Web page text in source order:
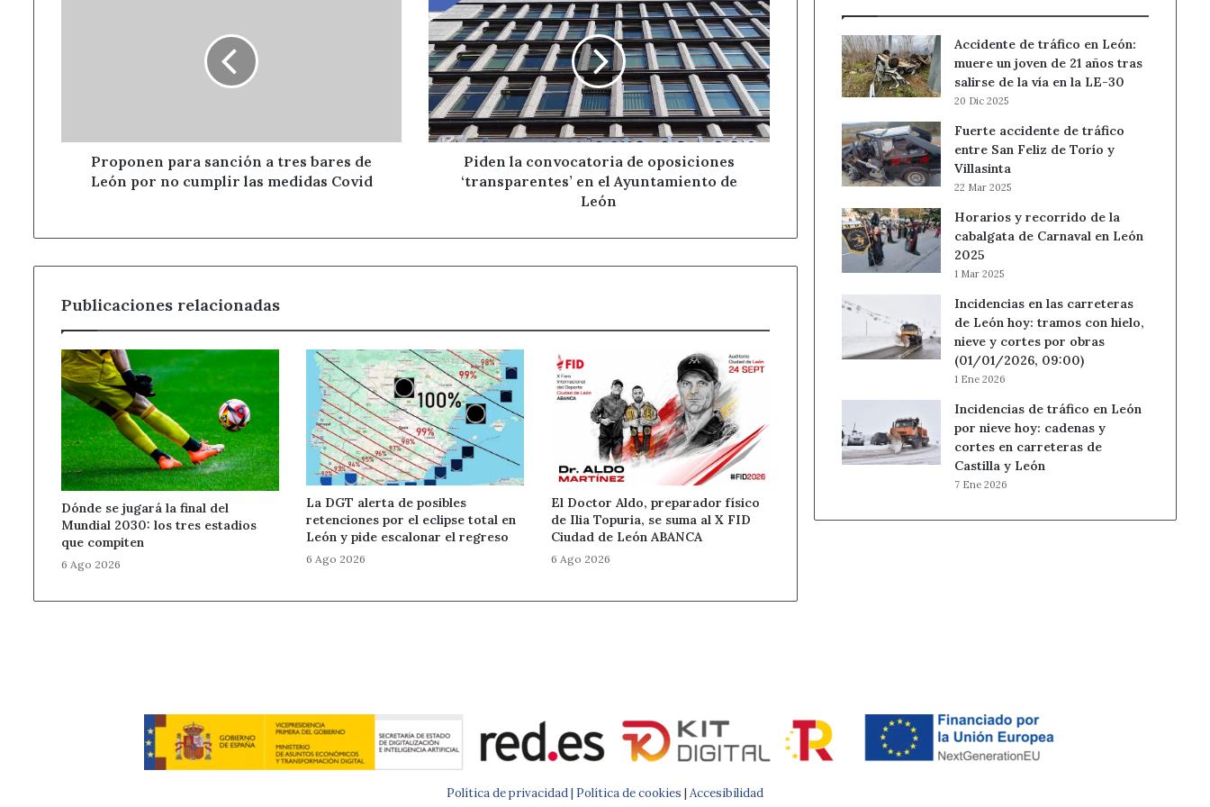
por
cumplir
Covid
Proponen para sanción a tres bares de
León por no cumplir las medidas Covid
la
convocatoria
de
oposiciones
‘transparentes’
en
el
Ayuntamiento
Piden la convocatoria de oposiciones
‘transparentes’ en el Ayuntamiento de
León
Publicaciones relacionadas
Dónde se jugará la final del
Mundial 2030: los tres estadios
que compiten
6 Ago 2026
La DGT alerta de posibles
retenciones por el eclipse total en
León y pide escalonar el regreso
6 Ago 2026
El Doctor Aldo, preparador físico
de Ilia Topuria, se suma al X FID
Ciudad de León ABANCA
6 Ago 2026
Accidente de tráfico en León:
muere un joven de 21 años tras
salirse de la vía en la LE-30
20 Dic 2025
Fuerte accidente de tráfico
entre San Feliz de Torío y
Villasinta
22 Mar 2025
Horarios y recorrido de la
cabalgata de Carnaval en León
2025
1 Mar 2025
Incidencias en las carreteras
de León hoy: tramos con hielo,
nieve y cortes por obras
(01/01/2026, 09:00)
1 Ene 2026
Incidencias de tráfico en León
por nieve hoy: cadenas y
cortes en carreteras de
Castilla y León
7 Ene 2026
Política de privacidad | Política de cookies | Accesibilidad